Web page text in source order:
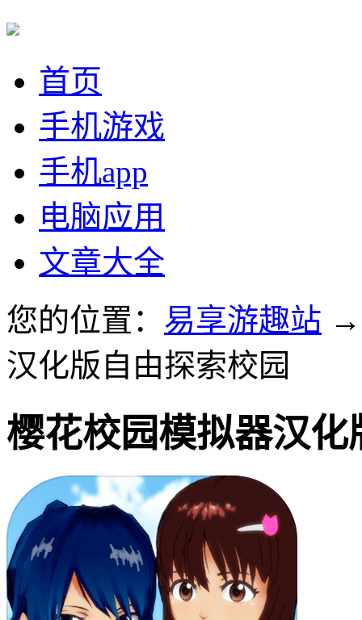
首页
手机游戏
手机app
电脑应用
文章大全
您的位置： 易享游趣站
汉化版自由探索校园
樱花校园模拟器汉